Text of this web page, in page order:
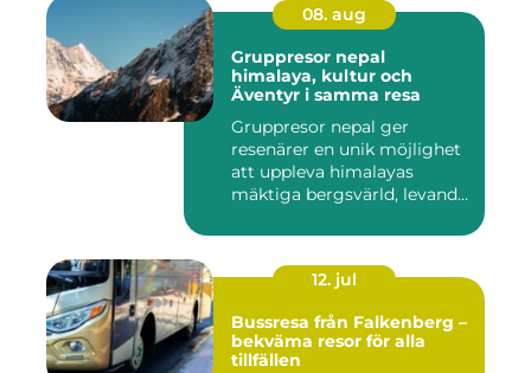
08. aug
Gruppresor nepal
himalaya, kultur och
Äventyr i samma resa
Gruppresor nepal ger
resenärer en unik möjlighet
att uppleva himalayas
mäktiga bergsvärld, levande
12. jul
Bussresa från Falkenberg –
bekväma resor för alla
tillfällen